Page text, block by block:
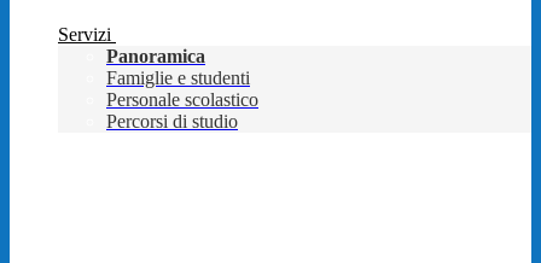
Servizi
Panoramica
Famiglie e studenti
Personale scolastico
Percorsi di studio